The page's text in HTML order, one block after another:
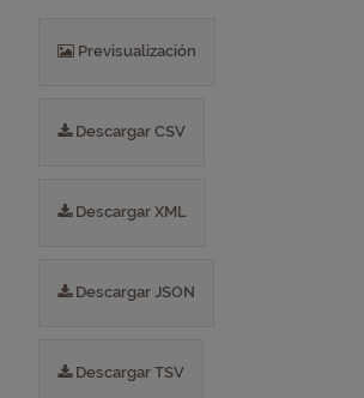
Previsualización
Descargar CSV
Descargar XML
Descargar JSON
Descargar TSV